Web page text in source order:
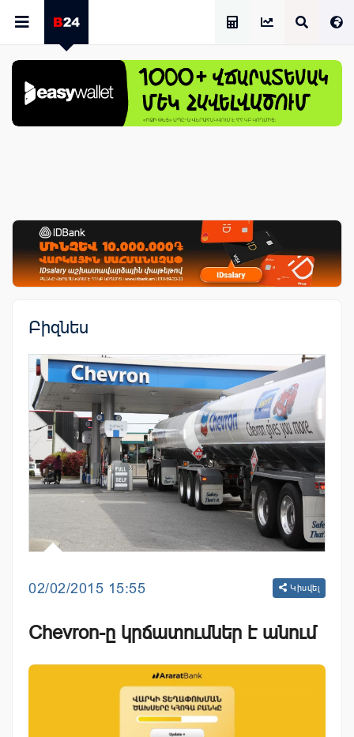
Բիզնես
02/02/2015 15:55 Կիսվել
Chevron-ը կրճատումներ է անում